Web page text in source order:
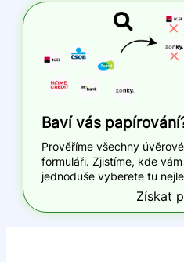
Baví vás
Prověříme všechny
formuláři. Zjistíme, kde
jednoduše vyberete tu
Získat